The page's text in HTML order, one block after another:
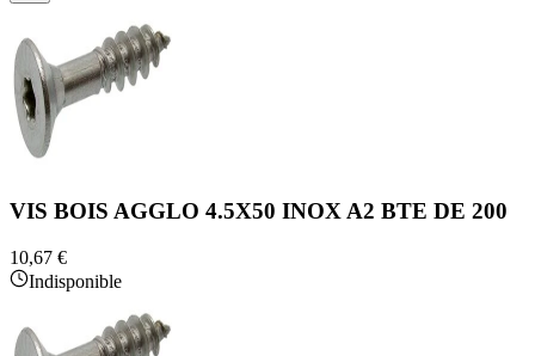
VIS BOIS AGGLO 4.5X50 INOX A2 BTE DE 200
10,67 €
Indisponible